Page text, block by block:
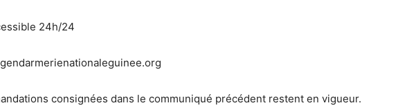
24h/24
consignées dans le communiqué précédent restent en vigueur.